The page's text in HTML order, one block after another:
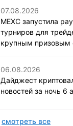
07.08.2026
MEXC запустила
турниров для
крупным призовым
06.08.2026
Дайджест
новостей за ночь 6
смотреть все